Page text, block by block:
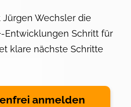
Wechsler die
Entwicklungen Schritt für
klare nächste Schritte
anmelden